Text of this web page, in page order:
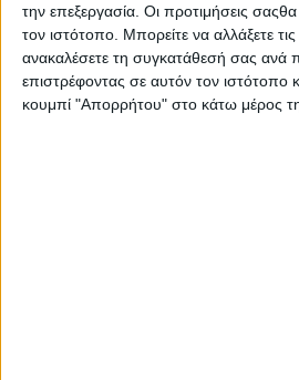
την επεξεργασία. Οι προτιμήσεις
τον ιστότοπο. Μπορείτε να αλλάξετε
ανακαλέσετε τη συγκατάθεσή σας ανά
επιστρέφοντας σε αυτόν τον ιστότοπο
κουμπί "Απορρήτου" στο κάτω μέρος
♀️20-30…
üΣε μια δεκαετία που οι
αναπαραγωγική φάση της
ενεργητικότητά τους χτυπά